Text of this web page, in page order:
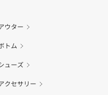
ウター
トム
ューズ
クセサリー